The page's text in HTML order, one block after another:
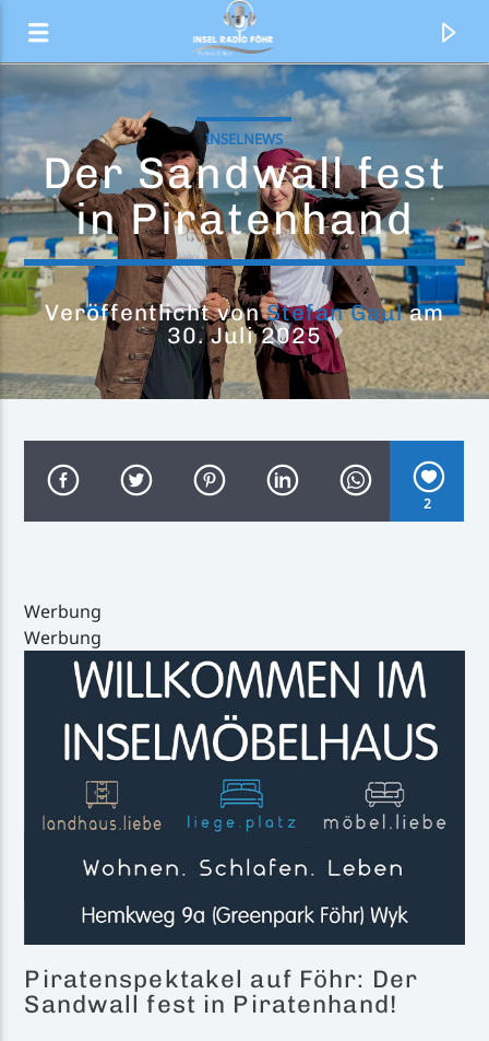
Der letzte Tanz
Bosse
Handystream
INSELNEWS
Der Sandwall fest
in Piratenhand
Veröffentlicht vonStefan Gaulam
30. Juli 2025
2
Werbung
Werbung
Piratenspektakel auf Föhr: Der
Sandwall fest in Piratenhand!